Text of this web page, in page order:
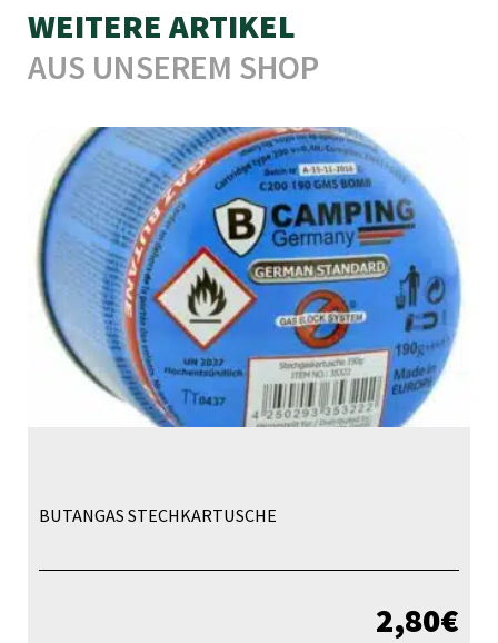
WEITERE ARTIKEL
AUS UNSEREM SHOP
BUTANGAS STECHKARTUSCHE
2,80€